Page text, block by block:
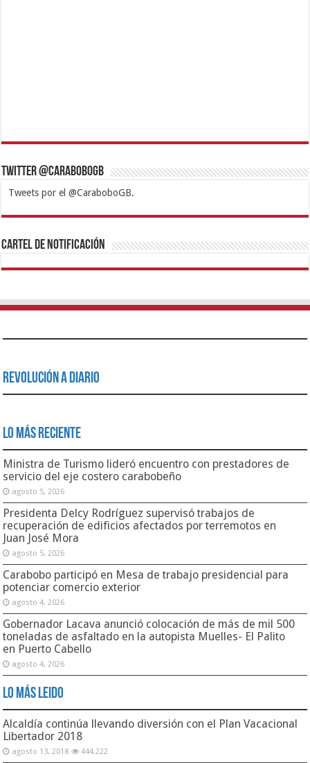
Twitter @CaraboboGB
Tweets por el @CaraboboGB.
1xbetBetturkeyBetistKralbetSupertotobetTipobetMatadorbetMariobet
https://mvbcasino.com/
Cartel de Notificación
Revolución a Diario
Lo Más Reciente
Ministra de Turismo lideró encuentro con prestadores de
servicio del eje costero carabobeño
agosto 5, 2026
Presidenta Delcy Rodríguez supervisó trabajos de
recuperación de edificios afectados por terremotos en
Juan José Mora
agosto 5, 2026
Carabobo participó en Mesa de trabajo presidencial para
potenciar comercio exterior
agosto 4, 2026
Gobernador Lacava anunció colocación de más de mil 500
toneladas de asfaltado en la autopista Muelles- El Palito
en Puerto Cabello
agosto 4, 2026
Lo Más Leido
Alcaldía continúa llevando diversión con el Plan Vacacional
Libertador 2018
agosto 13, 2018 444,222